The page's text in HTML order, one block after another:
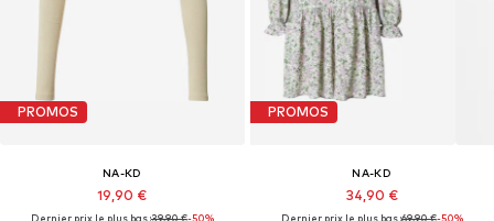
PROMOS
NA-KD
19,90 €
Dernier prix le plus bas :39,90 €-50%
PROMOS
NA-KD
34,90 €
Dernier prix le plus bas :69,90 €-50%